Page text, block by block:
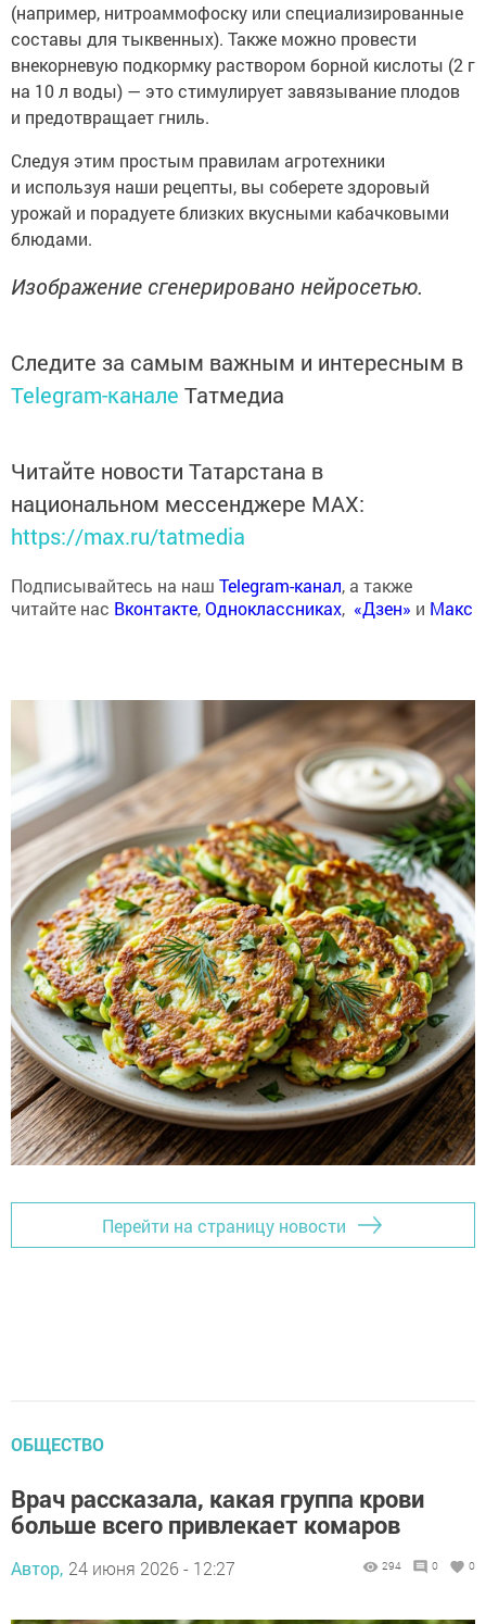
(например, нитроаммофоску или специализированные
составы для тыквенных). Также можно провести
внекорневую подкормку раствором борной кислоты (2 г
на 10 л воды) — это стимулирует завязывание плодов
и предотвращает гниль.
Следуя этим простым правилам агротехники
и используя наши рецепты, вы соберете здоровый
урожай и порадуете близких вкусными кабачковыми
блюдами.
Изображение сгенерировано нейросетью.
Следите за самым важным и интересным в
Telegram-канале Татмедиа
Читайте новости Татарстана в
национальном мессенджере MАХ:
https://max.ru/tatmedia
Подписывайтесь на наш Telegram-канал, а также
читайте нас Вконтакте,Одноклассниках, «Дзен» и Макс
Перейти на страницу новости
ОБЩЕСТВО
Врач рассказала, какая группа крови
больше всего привлекает комаров
Автор, 24 июня 2026 - 12:27 294 0 0